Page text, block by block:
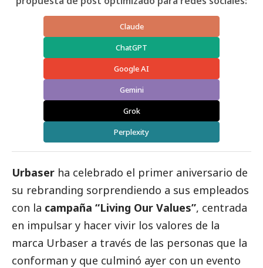
Claude
ChatGPT
Google AI
Gemini
Grok
Perplexity
Urbaser ha celebrado el primer aniversario de
su rebranding sorprendiendo a sus empleados
con la campaña “Living Our Values”, centrada
en impulsar y hacer vivir los valores de la
marca Urbaser a través de las personas que la
conforman y que culminó ayer con un evento